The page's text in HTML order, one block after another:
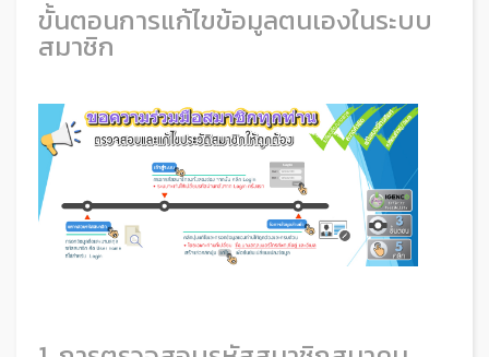
ขั้นตอนการแก้ไขข้อมูลตนเองในระบบ
สมาชิก